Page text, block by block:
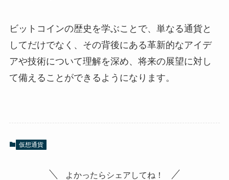
ビットコインの歴史を学ぶことで、単なる通貨と
してだけでなく、その背後にある革新的なアイデ
アや技術について理解を深め、将来の展望に対し
て備えることができるようになります。
仮想通貨
よかったらシェアしてね！